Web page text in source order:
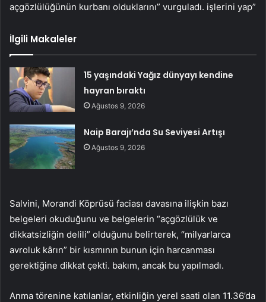
açgözlülüğünün kurbanı olduklarını” vurguladı. işlerini yap”
İlgili Makaleler
15 yaşındaki Yağız dünyayı kendine
hayran bıraktı
Ağustos 9, 2026
Naip Barajı’nda Su Seviyesi Artışı
Ağustos 9, 2026
Salvini, Morandi Köprüsü faciası davasına ilişkin bazı
belgeleri okuduğunu ve belgelerin “açgözlülük ve
dikkatsizliğin delili” olduğunu belirterek, “milyarlarca
avroluk kârın” bir kısmının bunun için harcanması
gerektiğine dikkat çekti. bakım, ancak bu yapılmadı.
Anma törenine katılanlar, etkinliğin yerel saati olan 11.36’da